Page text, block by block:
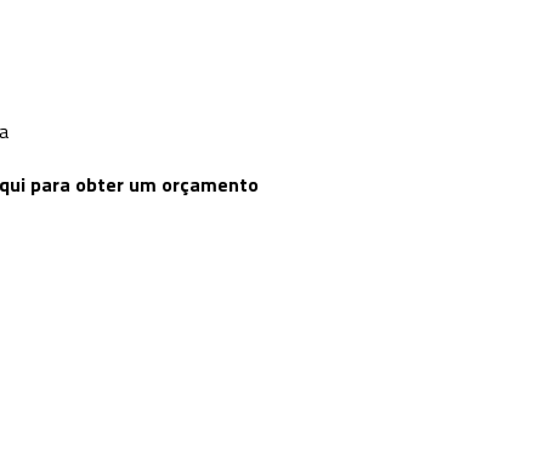
para obter um orçamento